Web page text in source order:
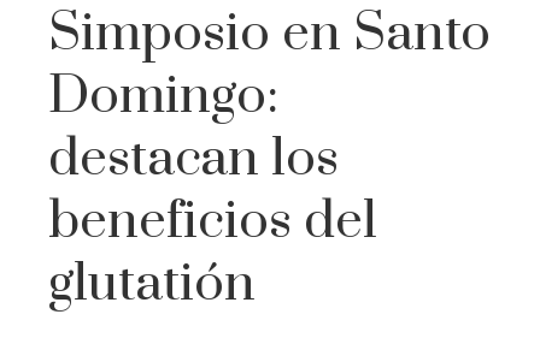
Simposio en Santo
Domingo:
destacan los
beneficios del
glutatión